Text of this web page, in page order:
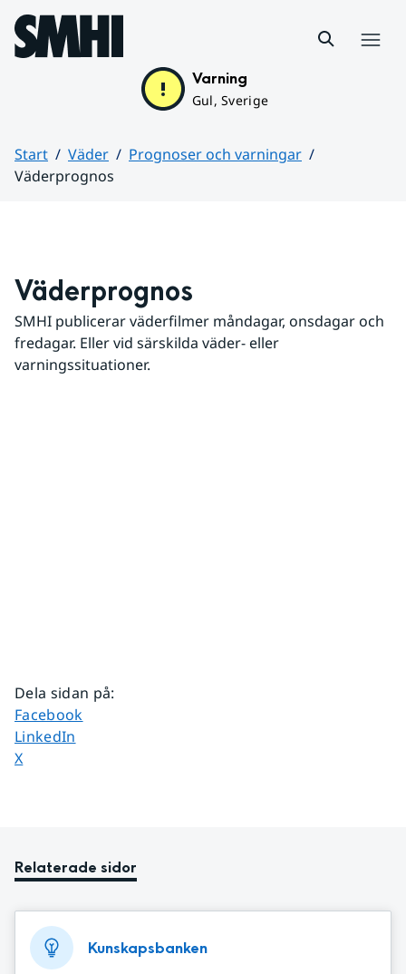
Hoppa till sidans innehåll
Varning
Gul, Sverige
Start Väder
Prognoser och varningar
Väderprognos
Väderprognos
SMHI publicerar väderfilmer måndagar, onsdagar och
fredagar. Eller vid särskilda väder- eller
varningssituationer.
Dela sidan på:
Dela sidan på
Facebook
Dela sidan på
LinkedIn
Dela sidan på
X
Relaterade sidor
Kunskapsbanken